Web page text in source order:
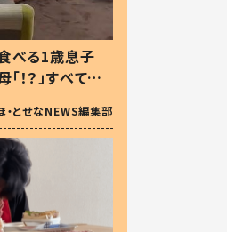
べる1歳息子
！？」すべてを
愛いから許
・とせなNEWS編集部